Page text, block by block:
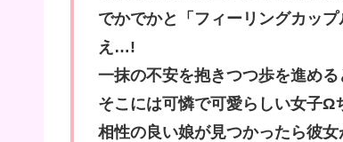
でかでかと「フィーリングカッ
え…!
一抹の不安を抱きつつ歩を進める
そこには可憐で可愛らしい女子Ω
相性の良い娘が見つかったら彼